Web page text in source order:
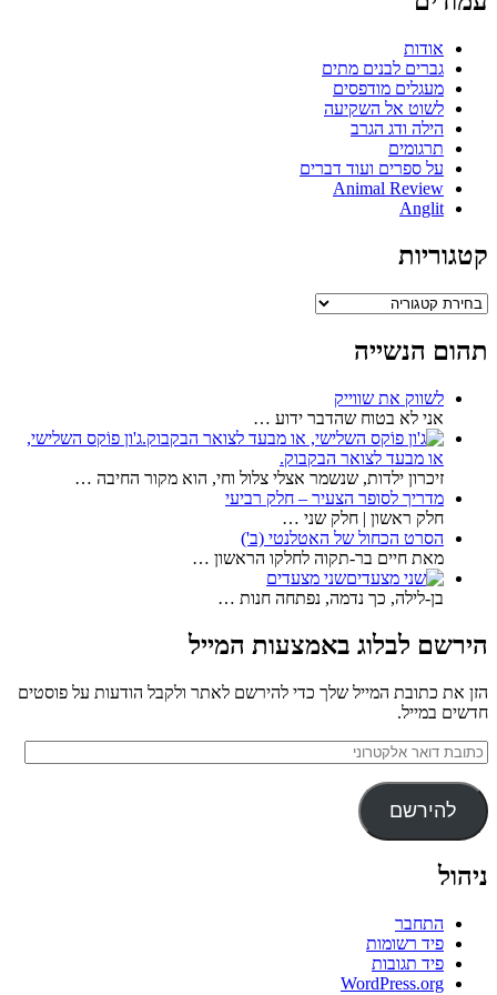
אודות
גברים לבנים מתים
מעגלים מודפסים
לשוט אל השקיעה
הילה ודג הגרב
תרגומים
על ספרים ועוד דברים
Animal Review
Anglit
קטגוריות
קטגוריות
תהום הנשייה
לשווק את שווייק
אני לא בטוח שהדבר ידוע …
ג'ון פוֹקס השלישי,
או מבעד לצואר הבקבוק.
זיכרון ילדות, שנשמר אצלי צלול וחי, הוא מקור החיבה …
מדריך לסופר הצעיר – חלק רביעי
חלק ראשון | חלק שני …
הסרט הכחול של האטלנטי (ב')
מאת חיים בר-תקוה לחלקו הראשון …
שני מצעדים
בן-לילה, כך נדמה, נפתחה חנות …
הירשם לבלוג באמצעות המייל
הזן את כתובת המייל שלך כדי להירשם לאתר ולקבל הודעות על פוסטים
חדשים במייל.
כתובת
דואר
אלקטרוני
להירשם
ניהול
התחבר
פיד רשומות
פיד תגובות
WordPress.org